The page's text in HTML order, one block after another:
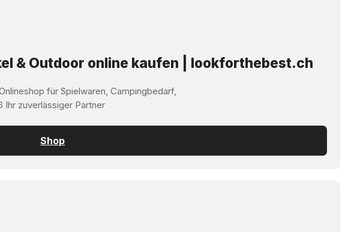
& Outdoor online kaufen | lookforthebest.ch
für Spielwaren, Campingbedarf,
Ihr zuverlässiger Partner
Shop